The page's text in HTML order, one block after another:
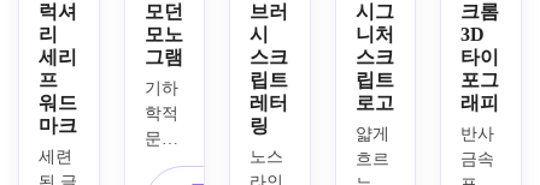
럭셔
리
세리
프
워드
마크
세련
모던
모노
그램
기하
학적
문자
구성,
브러
시
스크
립트
레터
링
노스
시그
니처
스크
립트
로고
얇게
흐르
크롬
3D
타이
포그
래피
반사
금속